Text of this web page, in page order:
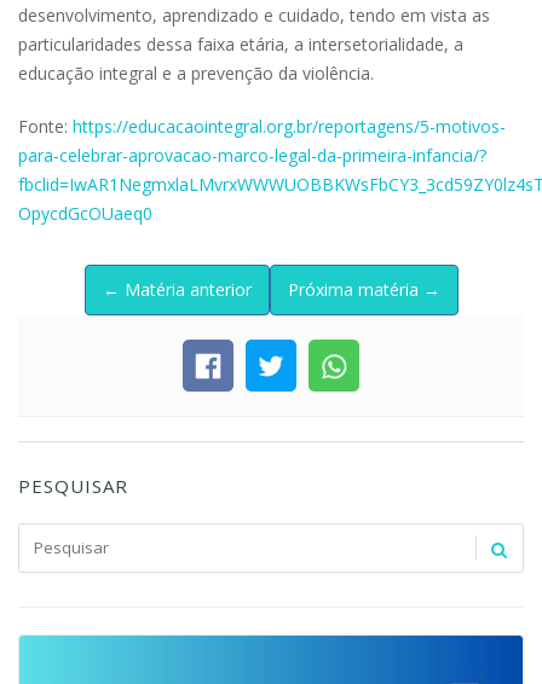
desenvolvimento, aprendizado e cuidado, tendo em vista as
particularidades dessa faixa etária, a intersetorialidade, a
educação integral e a prevenção da violência.
Fonte: https://educacaointegral.org.br/reportagens/5-motivos-
para-celebrar-aprovacao-marco-legal-da-primeira-infancia/?
OpycdGcOUaeq0
← Matéria anterior Próxima matéria →
PESQUISAR